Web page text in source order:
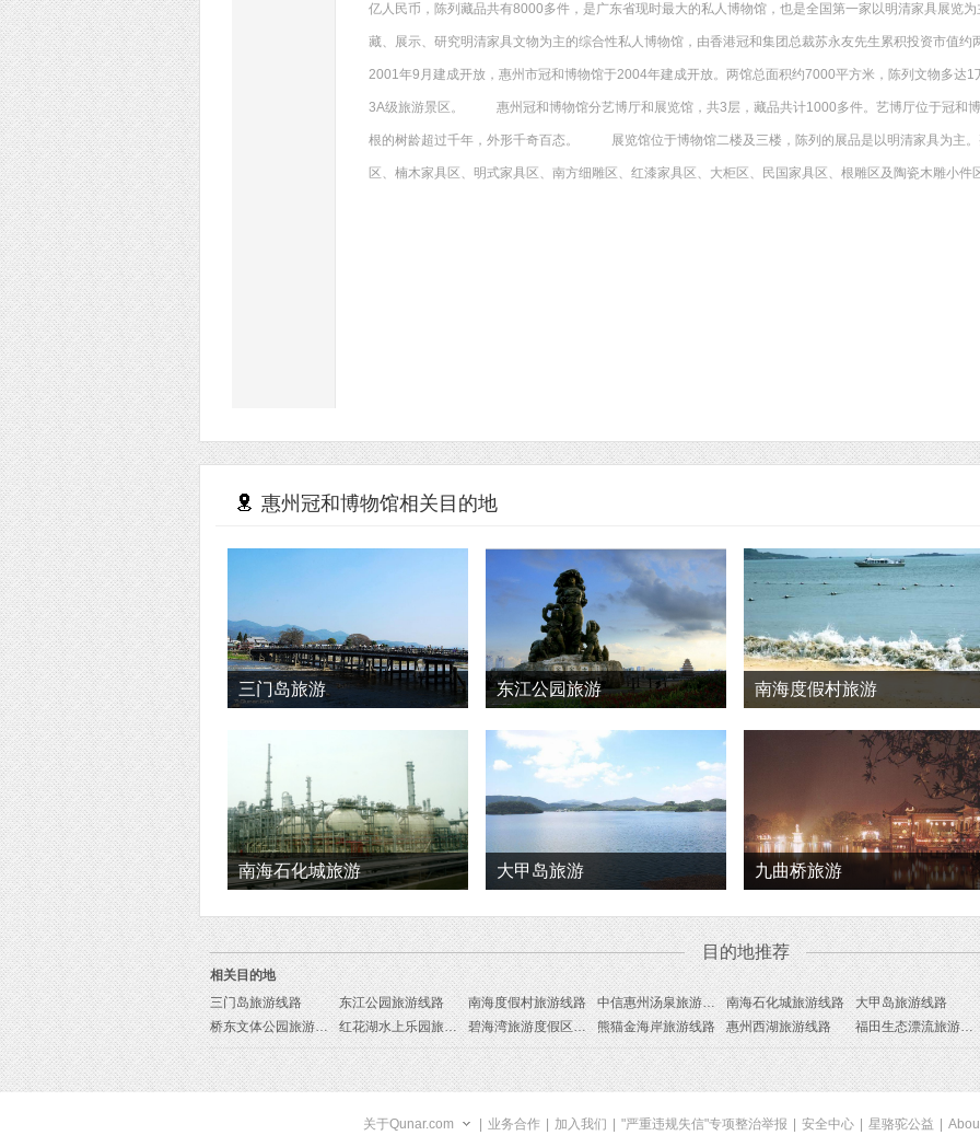
亿人民币，陈列藏品共有8000多件，是广东省现时最大的私人博物馆，也是全国第一家以明清家具展览
藏、展示、研究明清家具文物为主的综合性私人博物馆，由香港冠和集团总裁苏永友先生累积投资市值
2001年9月建成开放，惠州市冠和博物馆于2004年建成开放。两馆总面积约7000平方米，陈列文物多达
3A级旅游景区。 惠州冠和博物馆分艺博厅和展览馆，共3层，藏品共计1000多件。艺博厅位于冠和
根的树龄超过千年，外形千奇百态。 展览馆位于博物馆二楼及三楼，陈列的展品是以明清家具为主。
区、楠木家具区、明式家具区、南方细雕区、红漆家具区、大柜区、民国家具区、根雕区及陶瓷木雕
惠州冠和博物馆相关目的地
三门岛旅游 东江公园旅游 南海度假村旅游
南海石化城旅游 大甲岛旅游 九曲桥旅游
目的地推荐
相关目的地
三门岛旅游线路
东江公园旅游线路 南海度假村旅游线路 中信惠州汤泉旅游度假村旅游线路 南海石化城旅游线路
大甲岛旅游线路
桥东文体公园旅游线路
红花湖水上乐园旅游线路 碧海湾旅游度假区旅游线路 熊猫金海岸旅游线路 惠州西湖旅游线路 福田生态漂流旅游线路
关于Qunar.com 业务合作 加入我们 "严重违规失信"专项整治举报 安全中心 星骆驼公益